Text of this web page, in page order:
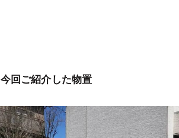
今回ご紹介した物置